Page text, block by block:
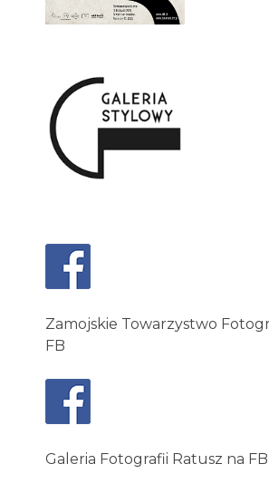
Zamojskie Towarzystwo
FB
Galeria Fotografii Ratusz na FB